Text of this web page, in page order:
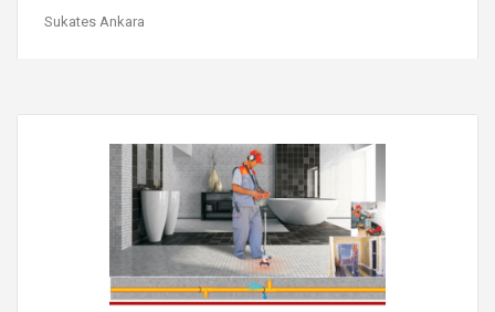
Sukates Ankara